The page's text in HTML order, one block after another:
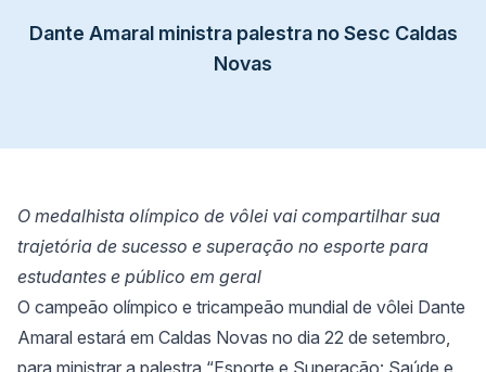
Dante Amaral ministra palestra no Sesc Caldas
Novas
O medalhista olímpico de vôlei vai compartilhar sua
trajetória de sucesso e superação no esporte para
estudantes e público em geral
O campeão olímpico e tricampeão mundial de vôlei Dante
Amaral estará em Caldas Novas no dia 22 de setembro,
para ministrar a palestra “Esporte e Superação: Saúde e